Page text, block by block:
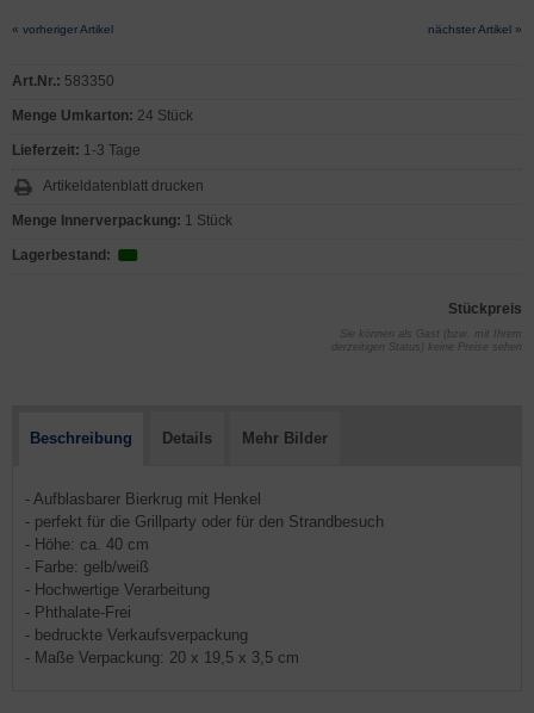
« vorheriger Artikel nächster Artikel »
Art.Nr.: 583350
Menge Umkarton: 24 Stück
Lieferzeit: 1-3 Tage
Artikeldatenblatt drucken
Menge Innerverpackung: 1 Stück
Lagerbestand:
Stückpreis
Sie können als Gast (bzw. mit Ihrem
derzeitigen Status) keine Preise sehen
Beschreibung Details Mehr Bilder
- Aufblasbarer Bierkrug mit Henkel
- perfekt für die Grillparty oder für den Strandbesuch
- Höhe: ca. 40 cm
- Farbe: gelb/weiß
- Hochwertige Verarbeitung
- Phthalate-Frei
- bedruckte Verkaufsverpackung
- Maße Verpackung: 20 x 19,5 x 3,5 cm